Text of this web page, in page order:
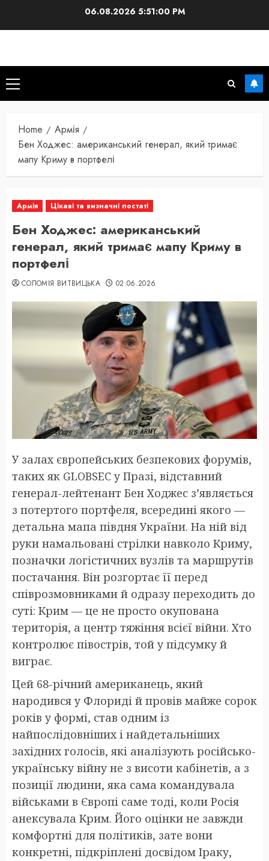
06.08.20265:51:01 PM
Primary
Menu
Home
Армія
Бен Ходжес: американський генерал, який тримає
мапу Криму в портфелі
Армія Цікаві та визначні постаті
Бен Ходжес: американський
генерал, який тримає мапу Криму в
портфелі
СОЛОМІЯ ВИТВИЦЬКА 02.06.2026
У залах європейських безпекових форумів,
таких як GLOBSEC у Празі, відставний
генерал-лейтенант Бен Ходжес з’являється
з потертого портфеля, всередині якого —
детальна мапа півдня України. На ній від
руки намальовані стрілки навколо Криму,
позначки логістичних вузлів та маршрутів
постачання. Він розгортає її перед
співрозмовниками й одразу переходить до
суті: Крим — це не просто окупована
територія, а центр тяжіння всієї війни. Хто
контролює півострів, той у підсумку й
виграє.
Цей 68-річний американець, який
народився у Флориді й провів майже сорок
років у формі, став одним із
найпослідовніших і найдетальніших
західних голосів, які аналізують російсько-
українську війну не з висоти кабінетів, а з
позиції людини, яка сама командувала
військами в Європі саме тоді, коли Росія
анексувала Крим. Його оцінки не завжди
комфортні для політиків, зате вони
конкретні, підкріплені досвідом Іраку,